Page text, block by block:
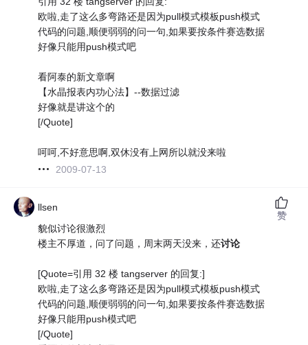
欧啦,走了这么多弯路还是因为pull模式模板push模式
代码的问题,顺便弱弱的问一句,如果要按条件赛选数据
好像只能用push模式吧
看阿泰的新文章啊
【水晶报表内功心法】--数据过滤
好像就是讲这个的
[/Quote]
呵呵,不好意思啊,双休没有上网所以就没来啦
2009-07-13
llsen
貌似讨论很激烈
楼主不厚道，问了问题，周末两天没来，还讨论
[Quote=引用 32 楼 tangserver 的回复:]
欧啦,走了这么多弯路还是因为pull模式模板push模式
代码的问题,顺便弱弱的问一句,如果要按条件赛选数据
好像只能用push模式吧
[/Quote]
赞